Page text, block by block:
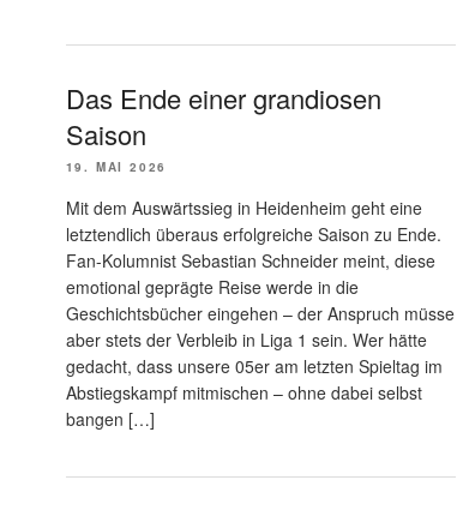
Das Ende einer grandiosen
Saison
19. MAI 2026
Mit dem Auswärtssieg in Heidenheim geht eine
letztendlich überaus erfolgreiche Saison zu Ende.
Fan-Kolumnist Sebastian Schneider meint, diese
emotional geprägte Reise werde in die
Geschichtsbücher eingehen – der Anspruch müsse
aber stets der Verbleib in Liga 1 sein. Wer hätte
gedacht, dass unsere 05er am letzten Spieltag im
Abstiegskampf mitmischen – ohne dabei selbst
bangen […]